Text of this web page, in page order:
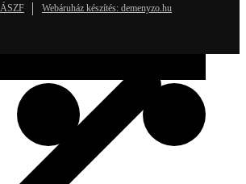
ÁSZF Webáruház készítés: demenyzo.hu